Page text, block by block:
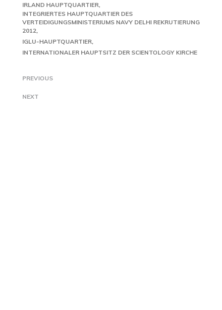
IRLAND HAUPTQUARTIER
INTEGRIERTES HAUPTQUARTIER DES
VERTEIDIGUNGSMINISTERIUMS NAVY DELHI REKRUTIERUNG
2012
IGLU-HAUPTQUARTIER
INTERNATIONALER HAUPTSITZ DER SCIENTOLOGY KIRCHE
PREVIOUS
NEXT